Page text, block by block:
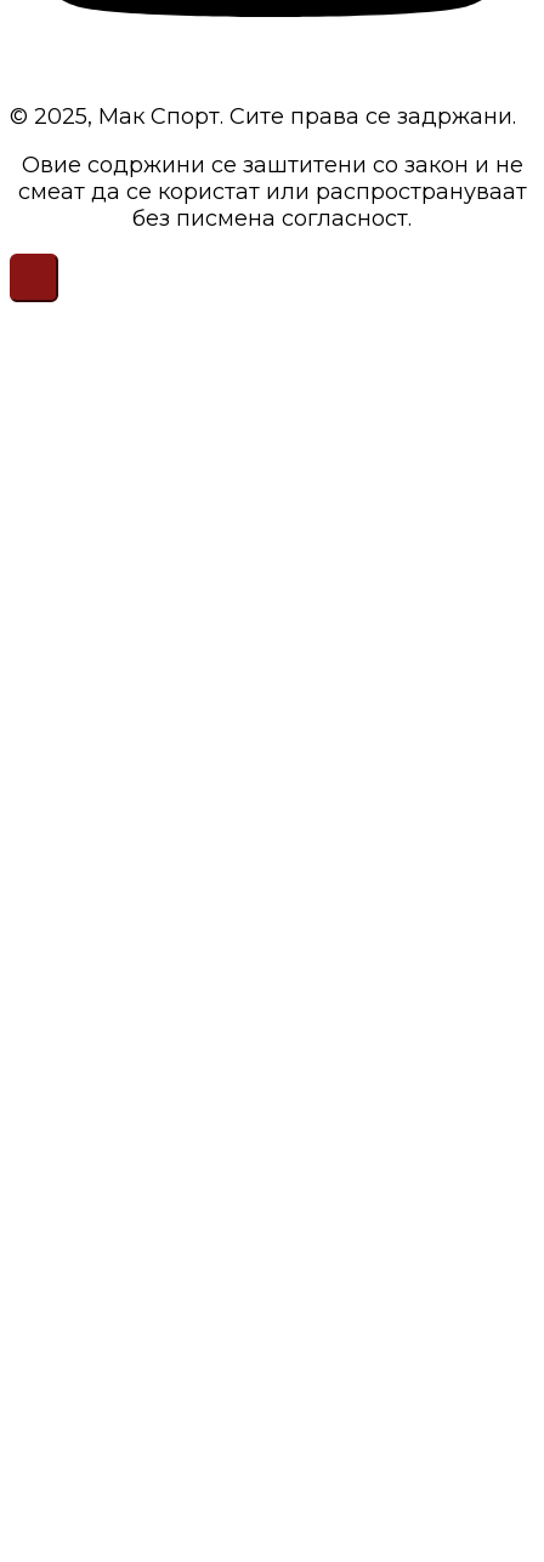
© 2025, Мак Спорт. Сите права се задржани.
Овие содржини се заштитени со закон и не
смеат да се користат или распространуваат
без писмена согласност.